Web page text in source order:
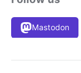
Mastodon